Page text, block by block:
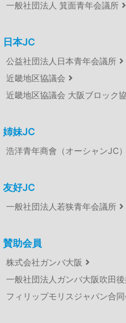
一般社団法人 箕面青年会議所
日本JC
公益社団法人日本青年会議所
近畿地区協議会
近畿地区協議会 大阪ブロック
姉妹JC
浩洋青年商會（オーシャンJC）
友好JC
一般社団法人若狭青年会議所
賛助会員
株式会社ガンバ大阪
一般社団法人ガンバ大阪吹田
フィリップモリスジャパン合